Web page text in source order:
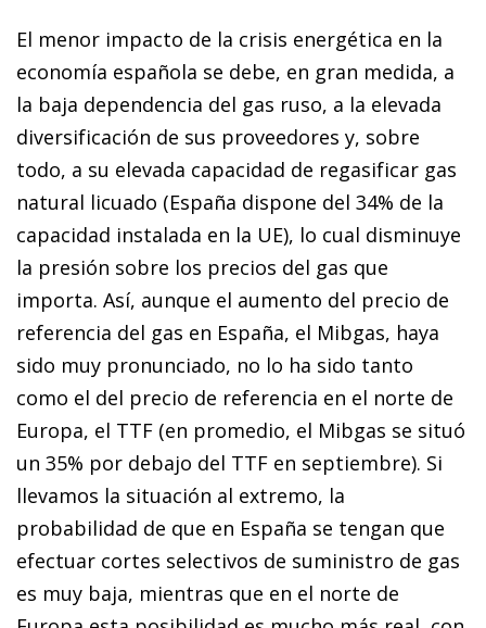
El menor impacto de la crisis energética en la
economía española se debe, en gran medida, a
la baja dependencia del gas ruso, a la elevada
diversificación de sus proveedores y, sobre
todo, a su elevada capacidad de regasificar gas
natural licuado (España dispone del 34% de la
capacidad instalada en la UE), lo cual disminuye
la presión sobre los precios del gas que
importa. Así, aunque el aumento del precio de
referencia del gas en España, el Mibgas, haya
sido muy pronunciado, no lo ha sido tanto
como el del precio de referencia en el norte de
Europa, el TTF (en promedio, el Mibgas se situó
un 35% por debajo del TTF en septiembre). Si
llevamos la situación al extremo, la
probabilidad de que en España se tengan que
efectuar cortes selectivos de suministro de gas
es muy baja, mientras que en el norte de